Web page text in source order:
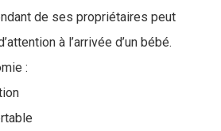
de ses propriétaires peut
à l’arrivée d’un bébé.
: